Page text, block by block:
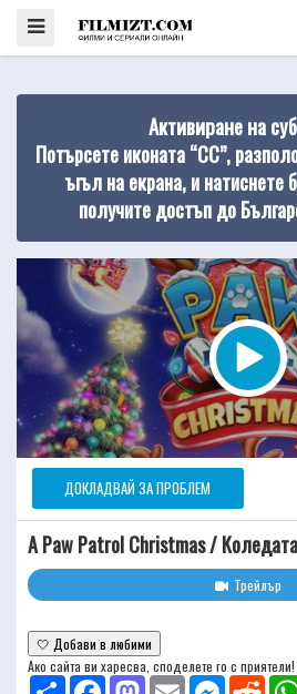
Активиране на
Потърсете иконата “CC”,
ъгъл на екрана, и натиснете
получите достъп до
ДОКЛАДВАЙ ЗА ПРОБЛЕМ
A Paw Patrol Christmas /
Трейлър
🤍 Добави в любими
Ако сайта ви харесва, споделете го с
Share
FacebookMastodonEmail Messenger